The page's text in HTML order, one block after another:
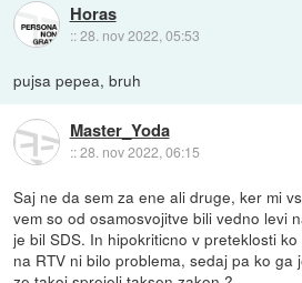
Horas
::28. nov 2022, 05:53
pujsa pepea, bruh
Master_Yoda
::28. nov 2022, 06:15
Saj ne da sem za ene ali druge, ker mi
vem so od osamosvojitve bili vedno levi
je bil SDS. In hipokriticno v preteklosti
na RTV ni bilo problema, sedaj pa ko ga